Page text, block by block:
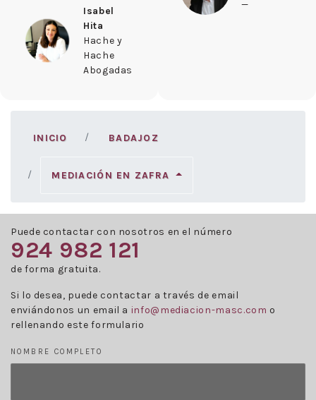
Isabel
Hita
Hache y
Hache
Abogadas
—
INICIO BADAJOZ
MEDIACIÓN EN ZAFRA
Puede contactar con nosotros en el número
924 982 121
de forma gratuita.
Si lo desea, puede contactar a través de email
enviándonos un email a info@mediacion-masc.com o
rellenando este formulario
NOMBRE COMPLETO